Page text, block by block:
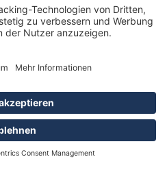
AGB
informiert